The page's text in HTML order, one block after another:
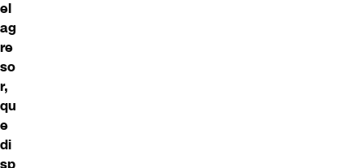
el
ag
re
so
r,
qu
e
di
sp